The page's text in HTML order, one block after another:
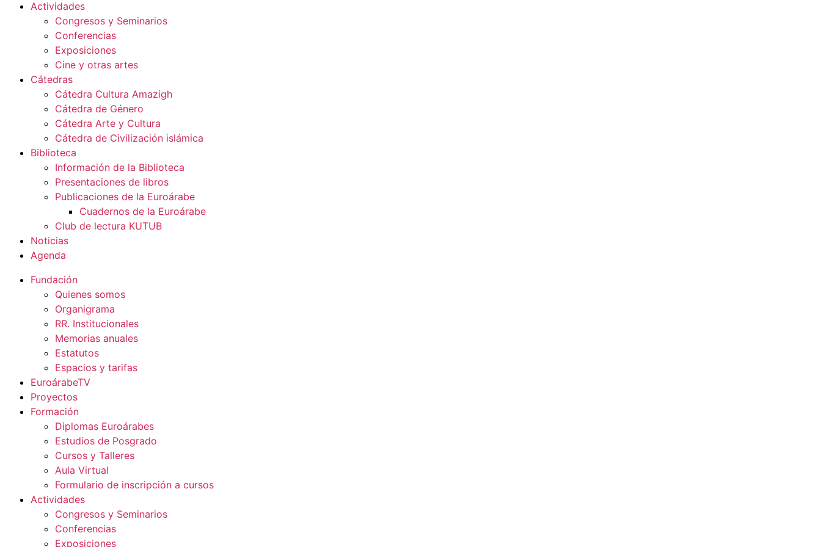
Actividades
Congresos y Seminarios
Conferencias
Exposiciones
Cine y otras artes
Cátedras
Cátedra Cultura Amazigh
Cátedra de Género
Cátedra Arte y Cultura
Cátedra de Civilización islámica
Biblioteca
Información de la Biblioteca
Presentaciones de libros
Publicaciones de la Euroárabe
Cuadernos de la Euroárabe
Club de lectura KUTUB
Noticias
Agenda
Fundación
Quienes somos
Organigrama
RR. Institucionales
Memorias anuales
Estatutos
Espacios y tarifas
EuroárabeTV
Proyectos
Formación
Diplomas Euroárabes
Estudios de Posgrado
Cursos y Talleres
Aula Virtual
Formulario de inscripción a cursos
Actividades
Congresos y Seminarios
Conferencias
Exposiciones